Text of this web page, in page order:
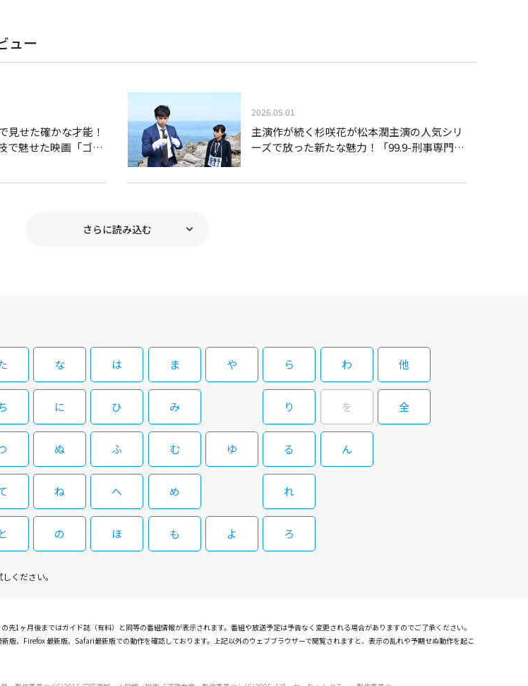
々の想いが交錯する。『続・深夜食堂』も作られた。 「ナポリタン」：繁華街の路地裏にある小さな食堂。寡黙なマスタ
画『深夜食堂』シリーズ一挙放送 映画 深夜食堂
小林薫主演の人気ドラマの映画版。メニューは豚汁定食と酒だけだが、頼めば大抵のものは作ってくれる“深夜食堂”で、
々の想いが交錯する。『続・深夜食堂』も作られた。 「ナポリタン」：繁華街の路地裏にある小さな食堂。寡黙なマスタ
ちる。彼女は何か事情を抱えていた。／「カレーライス」：福島の被災地から来た謙三は常連のあけみに会いたいと言って
ュー
見せた確かな才能！
で魅せた映画「ゴー
2026.05.01
主演作が続く杉咲花が松本潤主演の人気シリ
ーズで放った新たな魅力！「99.9-刑事専門弁
さらに読み込む
と
な
に
ぬ
ね
の
は
ひ
ふ
へ
ほ
ま
み
む
め
も
や
ゆ
よ
ら
り
る
れ
ろ
わ
を
ん
他
全
ください。
先1ヶ月後まではガイド誌（有料）と同等の番組情報が表示されます。番組や放送予定は予告なく変更される場合がありますのでご了承ください。
版、Firefox 最新版、Safari最新版での動作を確認しております。上記以外のウェブブラウザーで閲覧されますと、表示の乱れや予期せぬ動作を起こ